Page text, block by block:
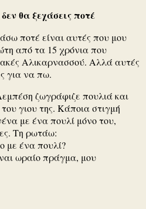
θα ξεχάσεις ποτέ
ποτέ είναι αυτές που μου
από τα 15 χρόνια που
Αλικαρνασσού. Αλλά αυτές
για να πω.
ζωγράφιζε πουλιά και
γιου της. Κάποια στιγμή
με ένα πουλί μόνο του,
Τη ρωτάω:
με ένα πουλί?
ωραίο πράγμα, μου